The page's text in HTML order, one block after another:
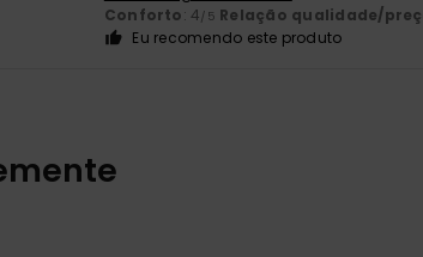
Conforto: 4/5 Relação qualidade/
Eu recomendo este produto